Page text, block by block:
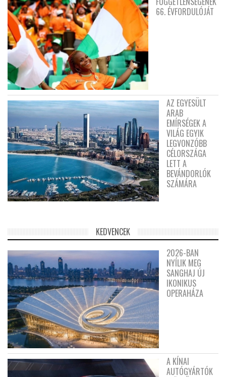
66. ÉVFORDULÓJÁT
AZ EGYESÜLT
ARAB
EMÍRSÉGEK A
VILÁG EGYIK
LEGVONZÓBB
CÉLORSZÁGA
LETT A
BEVÁNDORLÓK
SZÁMÁRA
KEDVENCEK
2026-BAN
NYÍLIK MEG
SANGHAJ ÚJ
IKONIKUS
OPERAHÁZA
A KÍNAI
AUTÓGYÁRTÓK